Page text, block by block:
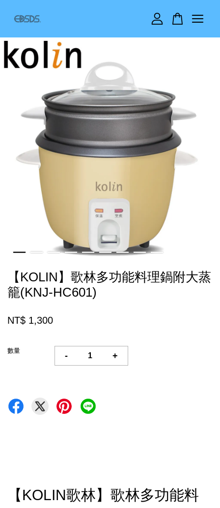
【KOLIN】歌林多功能料理鍋附大蒸
籠(KNJ-HC601)
NT$ 1,300
數量
- +
【KOLIN歌林】歌林多功能料
您的購物車目前還是空的。
繼續購物